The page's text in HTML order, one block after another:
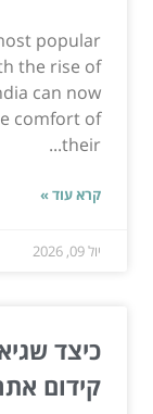
popular
the rise of
can now
comfort of
their...
קרא עוד »
יול 09, 2026
כיצד
קידום